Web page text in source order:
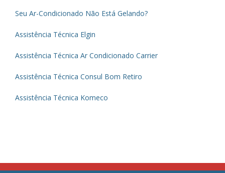
Seu Ar-Condicionado Não Está Gelando?
Assistência Técnica Elgin
Assistência Técnica Ar Condicionado Carrier
Assistência Técnica Consul Bom Retiro
Assistência Técnica Komeco